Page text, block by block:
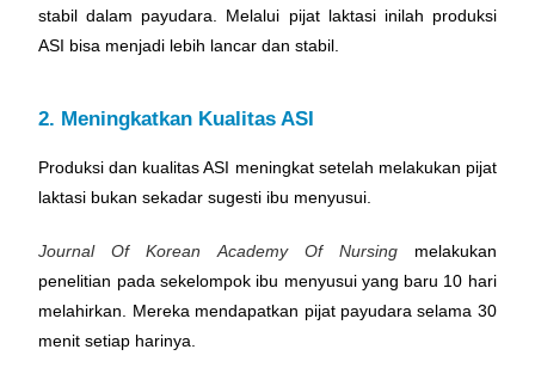
stabil dalam payudara. Melalui pijat laktasi inilah produksi
ASI bisa menjadi lebih lancar dan stabil.
2. Meningkatkan Kualitas ASI
Produksi dan kualitas ASI meningkat setelah melakukan pijat
laktasi bukan sekadar sugesti ibu menyusui.
Journal Of Korean Academy Of Nursingmelakukan
penelitian pada sekelompok ibu menyusui yang baru 10 hari
melahirkan. Mereka mendapatkan pijat payudara selama 30
menit setiap harinya.